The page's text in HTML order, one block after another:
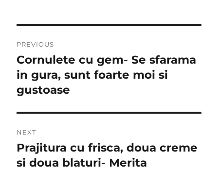
navigation
PREVIOUS
Previous
post:
Cornulete cu gem- Se sfarama
in gura, sunt foarte moi si
gustoase
NEXT
Next
post:
Prajitura cu frisca, doua creme
si doua blaturi- Merita